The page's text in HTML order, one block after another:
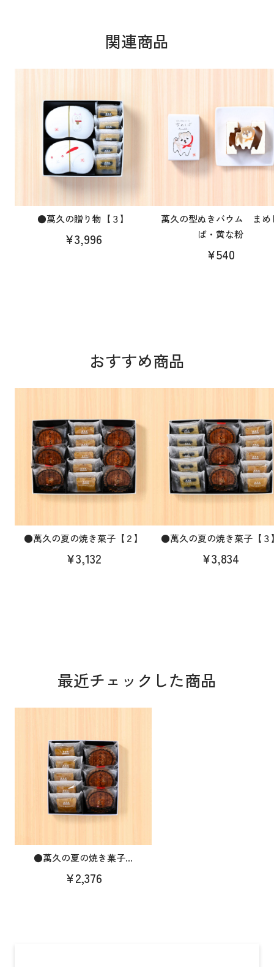
関連商品
●萬久の贈り物【３】
¥3,996
萬久の型ぬきバウム まめ
ば・黄な粉
¥540
おすすめ商品
●萬久の夏の焼き菓子【２】
¥3,132
●萬久の夏の焼き菓子【３
¥3,834
最近チェックした商品
●萬久の夏の焼き菓子...
¥2,376